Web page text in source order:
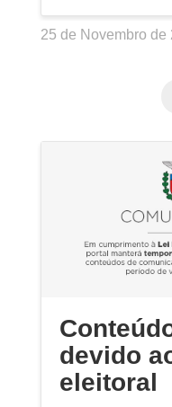
25 de Novembro de
devido
eleitoral